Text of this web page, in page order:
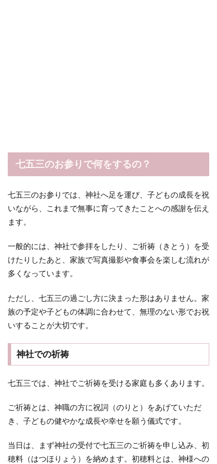
七五三のお参りで何をするの？
七五三のお参りでは、神社へ足を運び、子どもの成長を祝
いながら、これまで無事に育ってきたことへの感謝を伝え
ます。
一般的には、神社で参拝をしたり、ご祈祷（きとう）を受
けたりしたあと、家族で写真撮影や食事会を楽しむ流れが
多くなっています。
ただし、七五三の過ごし方に決まった形はありません。家
族の予定や子どもの体調に合わせて、無理のない形でお祝
いすることが大切です。
神社での祈祷
七五三では、神社でご祈祷を受ける家庭も多くあります。
ご祈祷とは、神職の方に祝詞（のりと）をあげていただ
き、子どもの健やかな成長や幸せを願う儀式です。
当日は、まず神社の受付で七五三のご祈祷を申し込み、初
穂料（はつほりょう）を納めます。初穂料とは、神様への